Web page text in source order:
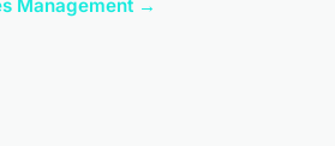
Management →